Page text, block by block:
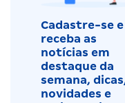
Cadastre-se e
receba as
notícias em
destaque da
semana,
novidades e